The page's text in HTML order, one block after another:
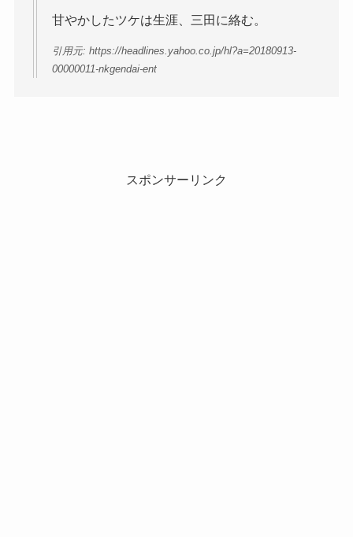
甘やかしたツケは生涯、三田に絡む。
引用元: https://headlines.yahoo.co.jp/hl?a=20180913-
00000011-nkgendai-ent
スポンサーリンク